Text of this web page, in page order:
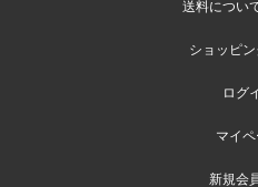
送料につい
ショッピ
ログ
マイペ
新規会